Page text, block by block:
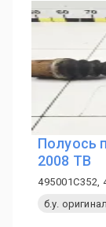
Полуось
2008 TB
495001C352,
б.у. оригинал